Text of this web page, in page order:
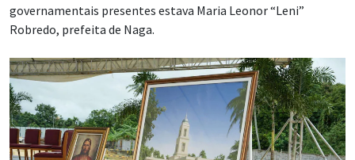
governamentais presentes estava Maria Leonor “Leni”
Robredo, prefeita de Naga.